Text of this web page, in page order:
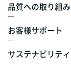
品質への取り組み
お客様サポート
サステナビリティ